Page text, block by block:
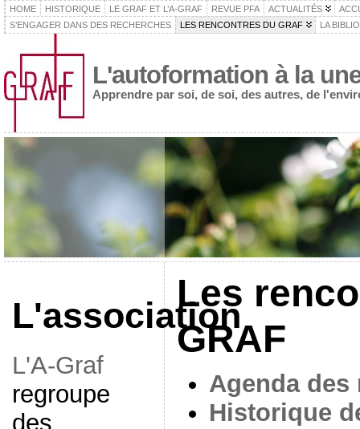
HOME HISTORIQUE LE GRAF ET L’A-GRAF REVUE PFA ACTUALITÉS
S’ENGAGER DANS DES RECHERCHES
LES RENCONTRES DU GRAF LA
L'autoformation à la
Apprendre par soi, de soi, des autres, de
L'association
L'A-Graf
regroupe
des
Les
GRAF
Agenda des
Historique